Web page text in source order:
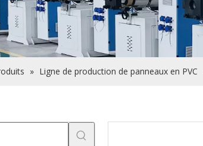
» Ligne de production de panneaux en PVC